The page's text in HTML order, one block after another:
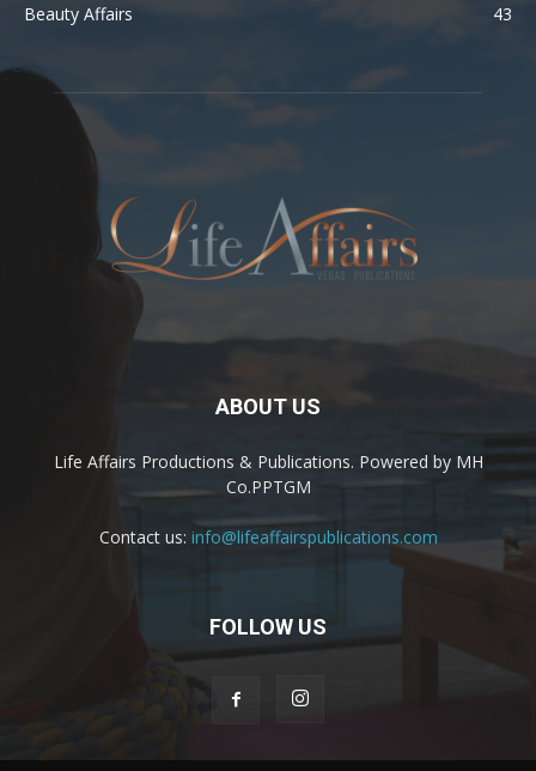
Beauty Affairs
43
ABOUT US
Life Affairs Productions & Publications. Powered by MH
Co.PPTGM
Contact us: info@lifeaffairspublications.com
FOLLOW US